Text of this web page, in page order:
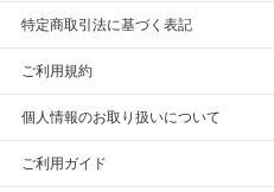
特定商取引法に基づく表記
ご利用規約
個人情報のお取り扱いについて
ご利用ガイド